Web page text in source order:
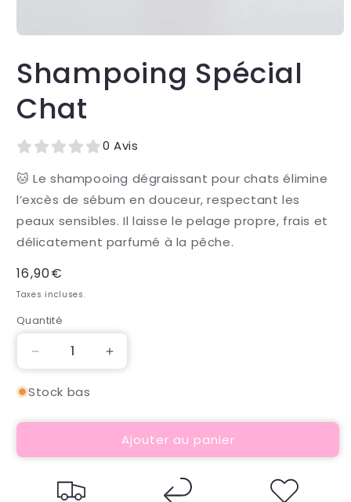
Shampoing Spécial
Chat
0 Avis
🐱 Le shampooing dégraissant pour chats élimine
l’excès de sébum en douceur, respectant les
peaux sensibles. Il laisse le pelage propre, frais et
délicatement parfumé à la pêche.
Prix
habituel
16,90€
Taxes incluses.
Quantité
Quantité
Réduire
quantité
Shampoing
Chat
Augmenter
Shampoing
Spécial
Chat
Stock bas
Ajouter au panier